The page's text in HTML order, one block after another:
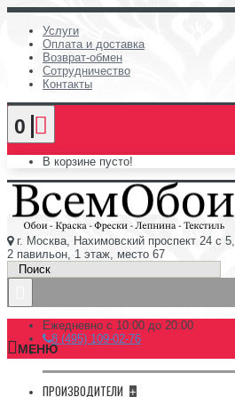
Услуги
Оплата и доставка
Возврат-обмен
Сотрудничество
Контакты
0
В корзине пусто!
г. Москва, Нахимовский проспект 24 с 5,
2 павильон, 1 этаж, место 67
Ежедневно с 10:00 до 20:00
8 (495) 109-02-76
МЕНЮ
ПРОИЗВОДИТЕЛИ +